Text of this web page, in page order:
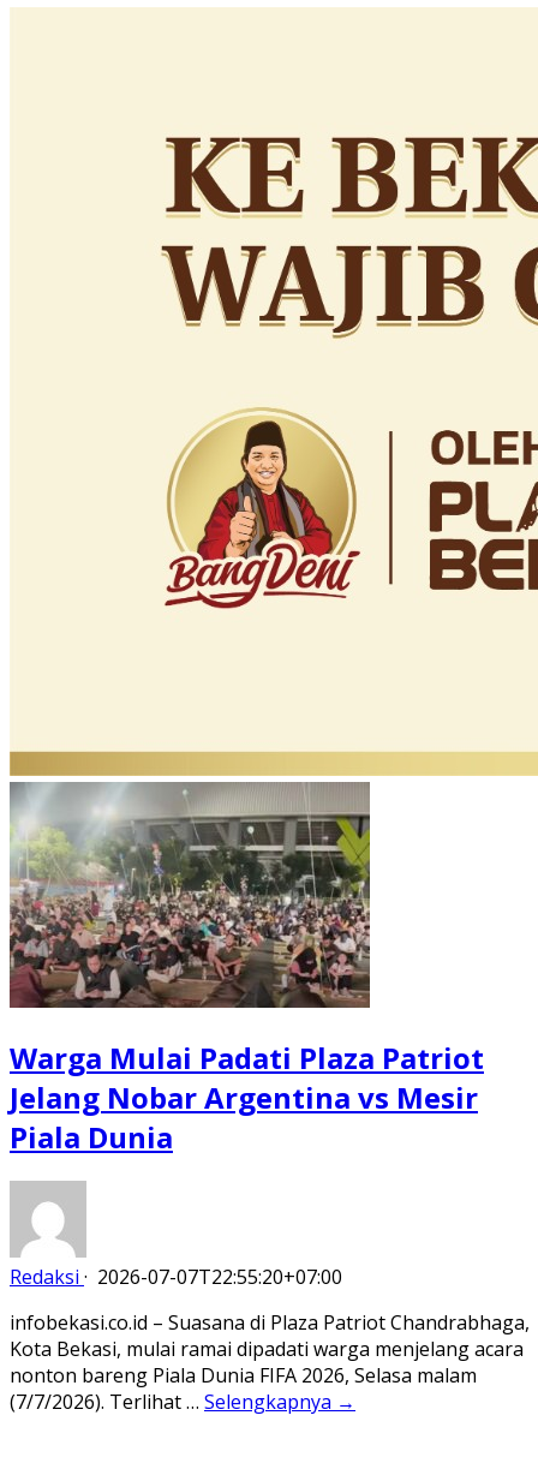
Warga Mulai Padati Plaza Patriot
Jelang Nobar Argentina vs Mesir
Piala Dunia
Redaksi · 2026-07-07T22:55:20+07:00
infobekasi.co.id – Suasana di Plaza Patriot Chandrabhaga,
Kota Bekasi, mulai ramai dipadati warga menjelang acara
nonton bareng Piala Dunia FIFA 2026, Selasa malam
(7/7/2026). Terlihat … Selengkapnya →